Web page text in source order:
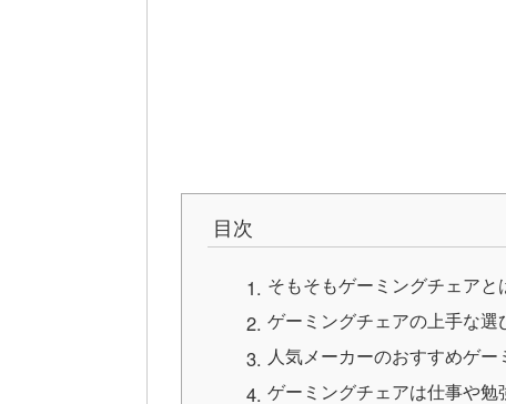
目次
そもそもゲーミングチェアと
ゲーミングチェアの上手な選
人気メーカーのおすすめゲ
ゲーミングチェアは仕事や勉